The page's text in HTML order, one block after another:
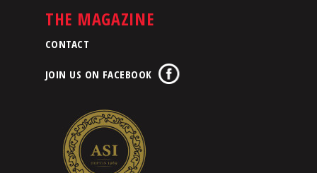
THE MAGAZINE
CONTACT
JOIN US ON FACEBOOK